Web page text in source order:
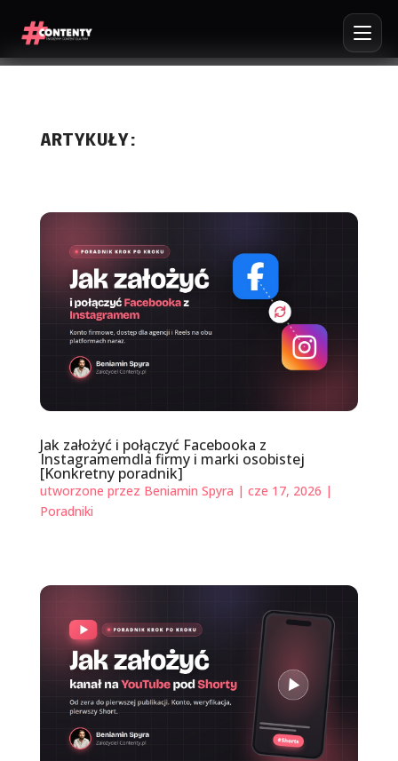
ARTYKUŁY:
Jak założyć i połączyć Facebooka z
Instagramemdla firmy i marki osobistej
[Konkretny poradnik]
utworzone przez Beniamin Spyra | cze 17, 2026 |
Poradniki